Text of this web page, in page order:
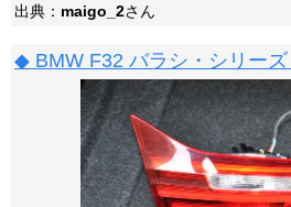
出典： maigo_2さん
◆ BMW F32 バラシ・シリー